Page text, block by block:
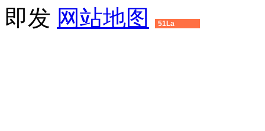
即发 网站地图 51La